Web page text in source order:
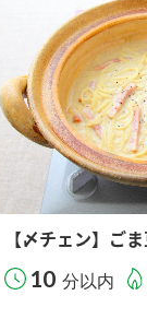
【〆チェン】ご
10 分以内